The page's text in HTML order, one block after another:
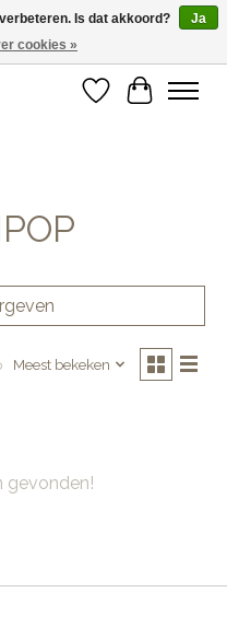
Verlanglijst
Meest bekeken
gevonden!
Is dat akkoord?
Ja
cookies »